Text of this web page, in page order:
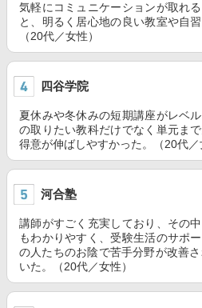
気軽にコミュニケーションが取れ
と、明るく居心地の良い教室や自
（20代／女性）
四谷学院
夏休みや冬休みの短期講座がレベ
の取りたい教科だけでなく単元ま
得意が伸ばしやすかった。（20代／
河合塾
講師がすごく充実しており、その
もわかりやすく、受験生活のサポ
の人たちのお陰で苦手分野が改善
いた。（20代／女性）